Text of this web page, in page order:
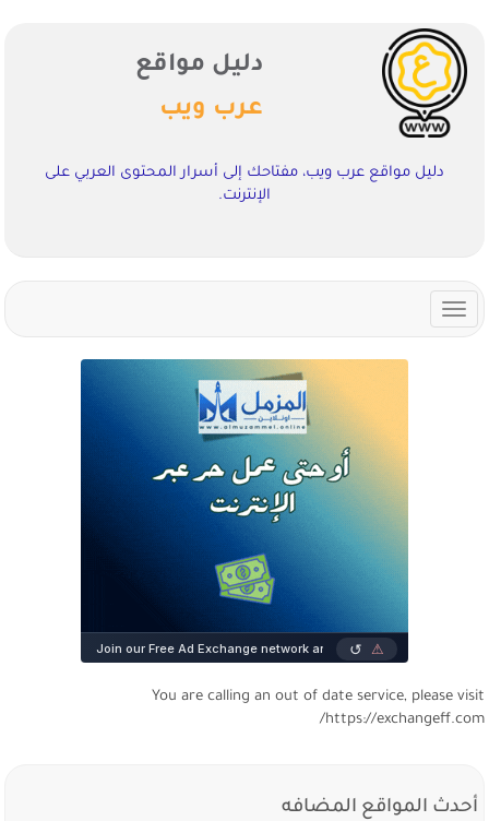
دليل مواقع
عرب ويب
دليل مواقع عرب ويب، مفتاحك إلى أسرار المحتوى العربي على
الإنترنت.
Toggle
navigation
You are calling an out of date service, please visit
https://exchangeff.com/
أحدث المواقع المضافه